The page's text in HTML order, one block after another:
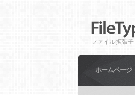
ファイル拡張
ホームページ